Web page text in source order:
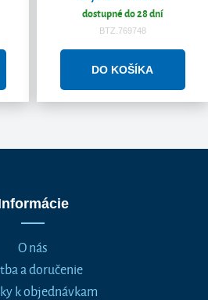
dostupné do 28 dní
BTZ.769748
O nás
a doručenie
k objednávkam